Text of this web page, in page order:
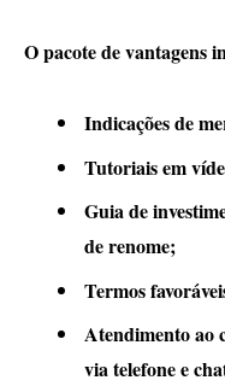
O pacote de vantagens
Indicações de
Tutoriais em
Guia de
de renome;
Termos
Atendimento ao
via telefone e